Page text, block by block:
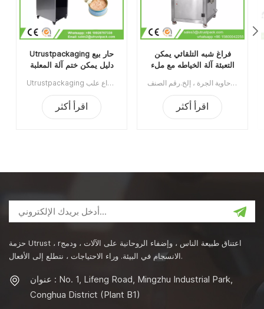
Utrustpackaging حار بيع
دليل يمكن ختم آلة المعلبة
Utrustpackaging دليل البيع الساخن للعلبة ، آلة ختم الطعام المعلب ، مناسبة لإغلاق جميع أنواع علب PET / علب الورق المركبة ، علب الصفيح أو غيرها من الحاويات المستديرة. كفاءة عالية عن طريق النقل الميكانيكي ، الهياكل البسيطة والملائمة للصيانة ، وخفيفة الوزن وسهلة التشغيل.الحد الأدنى للطلب:1قسط:تي / تميناء الشحن:قوانغتشوالمنطقة الأصلية:الصينمهلة:3-5 أيام بعد تلقي الودائع
اقرأ أكثر
فراغ شبه التلقائي يمكن
التعبئة آلة الخياطه مع ملء
آلة تغليف العلب ذات الفراغ شبه الأوتوماتيكية مع النيتروجين الملئ يستخدم على نطاق واسع في صناعة الأغذية ، الكيماويات ، الأدوية ، الشرب ، ينطبق على علب البلاستيك / القصدير / الألومنيوم ، الزجاجة ، حاوية الجرة ، إلخ.رقم الصنف:UT1BFG6الحد الأدنى للطلب:1قسط:TTميناء الشحن:قوانغتشوالمنطقة الأصلية:قوانغتشو، الصينمهلة:15 يوما بعد تلقي الودائع
اقرأ أكثر
حزمة Utrust ، rاعتناق طبيعة الناس ، وإضفاء الروحانية على الآلات ، ودمج
الانسجام في البيئة. وراء الاحتياجات ، نتطلع إلى الأفعال.
عنوان : No. 1, Lifeng Road, Mingzhu Industrial Park,
Conghua District (Plant B1)